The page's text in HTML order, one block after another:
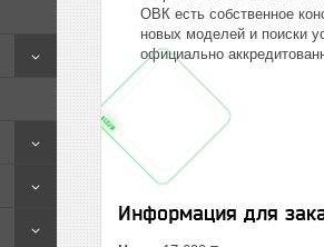
ОВК есть собственное
новых моделей и поиски
официально
Информация для